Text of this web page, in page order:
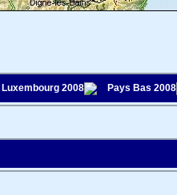
Luxembourg 2008 Pays Bas 2008